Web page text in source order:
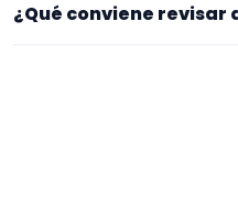
contexto. Para afinar
¿Qué conviene